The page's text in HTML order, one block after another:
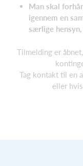
Man skal
igennem en
særlige
Tilmelding er
Tag kontakt til en
eller